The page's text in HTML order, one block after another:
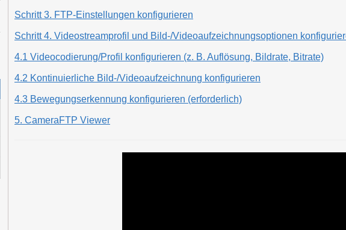
Schritt 3. FTP-Einstellungen konfigurieren
Schritt 4. Videostreamprofil und Bild-/Videoaufzeichnungsoptionen
4.1 Videocodierung/Profil konfigurieren (z. B. Auflösung, Bildrate, Bitrate)
4.2 Kontinuierliche Bild-/Videoaufzeichnung konfigurieren
4.3 Bewegungserkennung konfigurieren (erforderlich)
5. CameraFTP Viewer